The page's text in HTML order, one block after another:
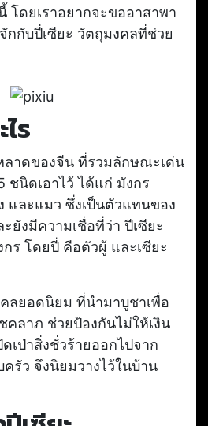
โดยเราอยากจะขออาสาพา
กกับปี่เซียะ วัตถุมงคลที่ช่วย
ร
ลาดของจีน ที่รวมลักษณะเด่น
ชนิดเอาไว้ ได้แก่ มังกร
และแมว ซึ่งเป็นตัวแทนของ
ยังมีความเชื่อที่ว่า ปีเซียะ
ร โดยปี่ คือตัวผู้ และเซียะ
ลยอดนิยม ที่นำมาบูชาเพื่อ
คลาภ ช่วยป้องกันไม่ให้เงิน
เป่าสิ่งชั่วร้ายออกไปจาก
รัว จึงนิยมวางไว้ในบ้าน